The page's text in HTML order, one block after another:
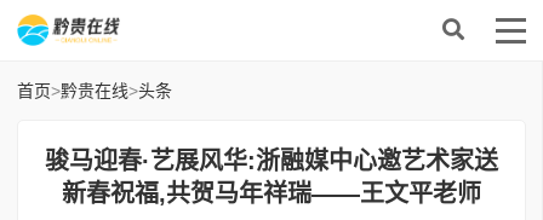
首页>黔贵在线>头条
骏马迎春·艺展风华:浙融媒中心邀艺术家送
新春祝福,共贺马年祥瑞——王文平老师